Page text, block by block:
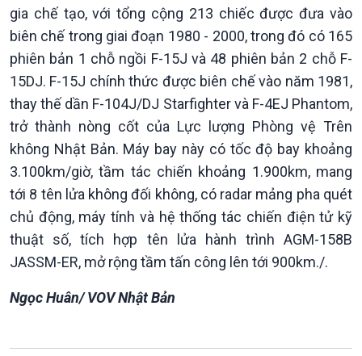
Bước chân đến trường
Văn hoá & Du lịch
Tin Văn hoá & Du lịch
Chát với người nổi tiếng
Multimedia
Ảnh
Video
gia chế tạo, với tổng cộng 213 chiếc được đưa vào
biên chế trong giai đoạn 1980 - 2000, trong đó có 165
phiên bản 1 chỗ ngồi F-15J và 48 phiên bản 2 chỗ F-
15DJ. F-15J chính thức được biên chế vào năm 1981,
thay thế dần F-104J/DJ Starfighter và F-4EJ Phantom,
trở thành nòng cốt của Lực lượng Phòng vệ Trên
không Nhật Bản. Máy bay này có tốc độ bay khoảng
3.100km/giờ, tầm tác chiến khoảng 1.900km, mang
tới 8 tên lửa không đối không, có radar mảng pha quét
chủ động, máy tính và hệ thống tác chiến điện tử kỹ
thuật số, tích hợp tên lửa hành trình AGM-158B
JASSM-ER, mở rộng tầm tấn công lên tới 900km./.
Ngọc Huân/ VOV Nhật Bản